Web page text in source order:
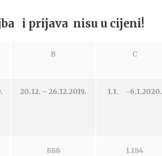
i prijava nisu u cijeni!
B C
20.12. – 26.12.2019. 1.1. -6.1.2020.
888 1.184